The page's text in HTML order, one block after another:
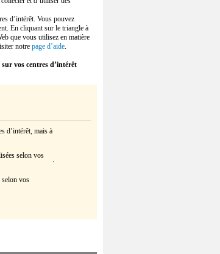
d’intérêt. Vous pouvez
En cliquant sur le triangle à
que vous utilisez en matière
notre page d’aide.
vos centres d’intérêt
d’intérêt, mais à
selon vos
selon vos